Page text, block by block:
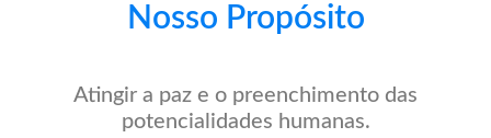
Nosso Propósito
Atingir a paz e o preenchimento das
potencialidades humanas.